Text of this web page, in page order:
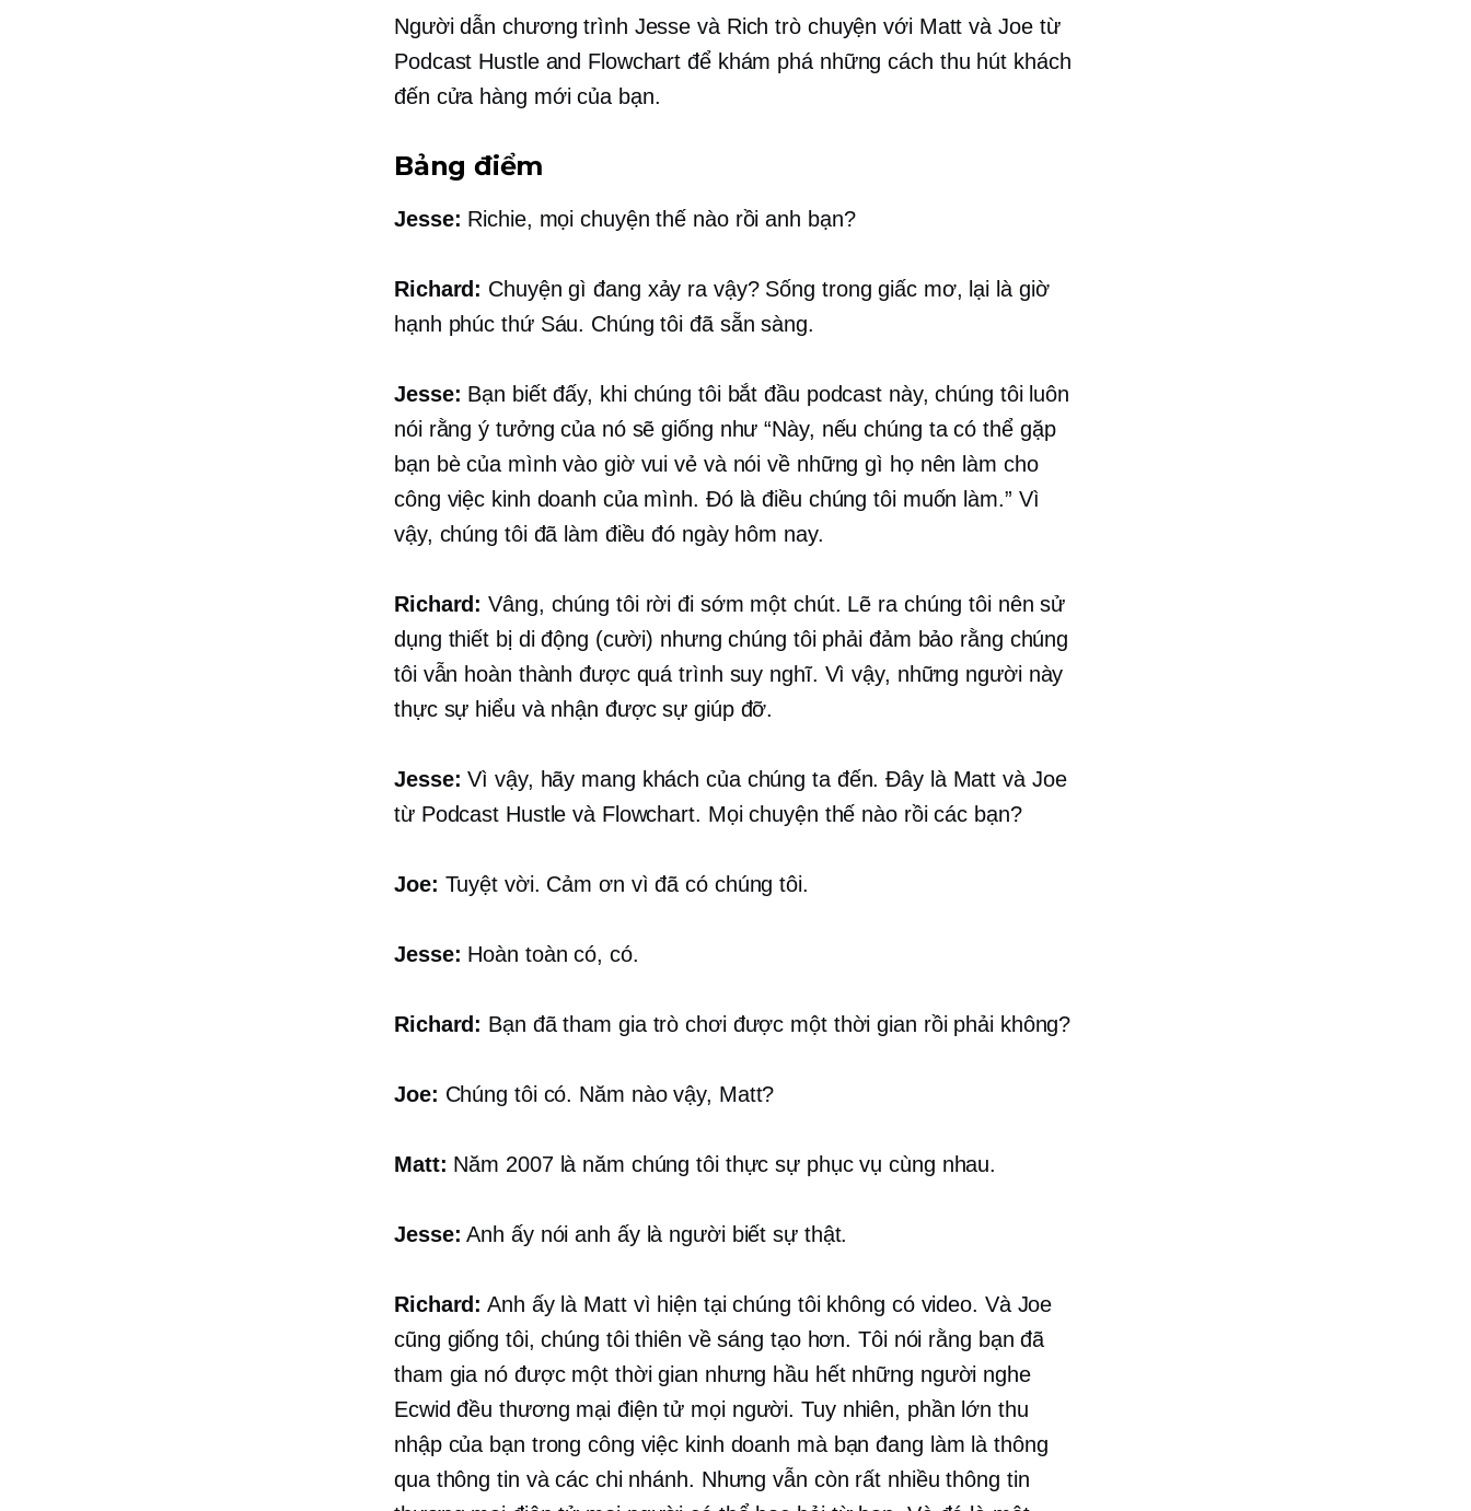
Người dẫn chương trình Jesse và Rich trò chuyện với Matt và Joe từ
Podcast Hustle and Flowchart để khám phá những cách thu hút khách
đến cửa hàng mới của bạn.
Bảng điểm
Jesse: Richie, mọi chuyện thế nào rồi anh bạn?
Richard: Chuyện gì đang xảy ra vậy? Sống trong giấc mơ, lại là giờ
hạnh phúc thứ Sáu. Chúng tôi đã sẵn sàng.
Jesse: Bạn biết đấy, khi chúng tôi bắt đầu podcast này, chúng tôi luôn
nói rằng ý tưởng của nó sẽ giống như “Này, nếu chúng ta có thể gặp
bạn bè của mình vào giờ vui vẻ và nói về những gì họ nên làm cho
công việc kinh doanh của mình. Đó là điều chúng tôi muốn làm.” Vì
vậy, chúng tôi đã làm điều đó ngày hôm nay.
Richard: Vâng, chúng tôi rời đi sớm một chút. Lẽ ra chúng tôi nên sử
dụng thiết bị di động (cười) nhưng chúng tôi phải đảm bảo rằng chúng
tôi vẫn hoàn thành được quá trình suy nghĩ. Vì vậy, những người này
thực sự hiểu và nhận được sự giúp đỡ.
Jesse: Vì vậy, hãy mang khách của chúng ta đến. Đây là Matt và Joe
từ Podcast Hustle và Flowchart. Mọi chuyện thế nào rồi các bạn?
Joe: Tuyệt vời. Cảm ơn vì đã có chúng tôi.
Jesse: Hoàn toàn có, có.
Richard: Bạn đã tham gia trò chơi được một thời gian rồi phải không?
Joe: Chúng tôi có. Năm nào vậy, Matt?
Matt: Năm 2007 là năm chúng tôi thực sự phục vụ cùng nhau.
Jesse: Anh ấy nói anh ấy là người biết sự thật.
Richard: Anh ấy là Matt vì hiện tại chúng tôi không có video. Và Joe
cũng giống tôi, chúng tôi thiên về sáng tạo hơn. Tôi nói rằng bạn đã
tham gia nó được một thời gian nhưng hầu hết những người nghe
Ecwid đềuthương mại điện tử mọi người. Tuy nhiên, phần lớn thu
nhập của bạn trong công việc kinh doanh mà bạn đang làm là thông
qua thông tin và các chi nhánh. Nhưng vẫn còn rất nhiều thông tin